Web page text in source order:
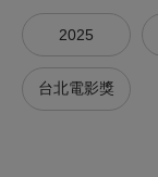
2025
台北電影獎